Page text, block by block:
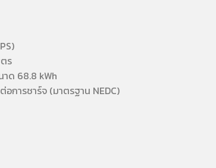
ร
ด 68.8 kWh
อการชาร์จ (มาตรฐาน NEDC)